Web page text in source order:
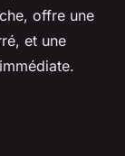
offre une
et une